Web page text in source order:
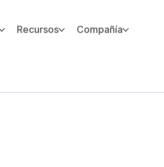
Recursos Compañía